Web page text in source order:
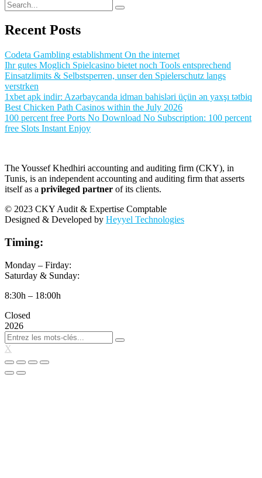
Recent Posts
Codeta Gambling establishment On the internet
Ihr gutes Moglich Spielcasino bietet noch Tools entsprechend
Einsatzlimits & Selbstsperren, unser den Spielerschutz langs
verstrken
1xbet apk indir: Azərbaycanda idman bahisləri üçün ən yaxşı tətbiq
Best Chicken Path Casinos within the July 2026
100 percent free Ports No Download No Subscription: 100 percent
free Slots Instant Enjoy
The Youssef Khedhiri accounting and auditing firm (CKY), in
Tunis, is an independent accounting and auditing firm that asserts
itself as a privileged partner of its clients.
© 2023 CKY Audit & Expertise Comptable
Designed & Developed by Heyyel Technologies
Timing:
Monday – Firday:
Saturday & Sunday:
8:30h – 18:00h
Closed
2026
X